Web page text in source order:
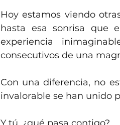
Hoy estamos viendo
hasta esa sonrisa que
experiencia
consecutivos de una
Con una diferencia, no
invalorable se han unido